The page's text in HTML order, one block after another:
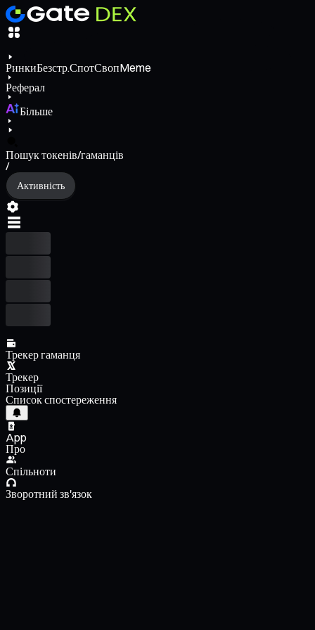
РинкиБезстр.СпотСвопMeme
Реферал
Більше
Пошук токенів/гаманців
/
Активність
Трекер гаманця
Трекер
Позиції
Список спостереження
App
Про
Спільноти
Зворотний зв'язок